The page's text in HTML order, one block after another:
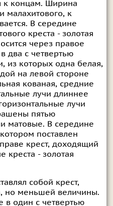
к концам. Ширина
малахитового, к
В середине
креста - золотая
через правое
два с четвертью
из которых одна белая,
на левой стороне
кованая, средние
лучи длиннее
лучи
пятью
матовые. В середине
поставлен
крест, доходящий
креста - золотая
собой крест,
но меньшей величины.
в один с четвертью